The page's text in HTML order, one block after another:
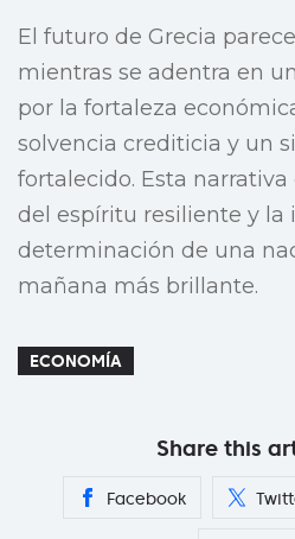
El futuro de Grecia
mientras se adentra en
por la fortaleza
solvencia crediticia y un
fortalecido. Esta
del espíritu resiliente y la
determinación de una
mañana más brillante.
ECONOMÍA
Share this
Facebook